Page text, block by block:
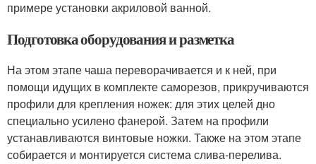
примере установки акриловой ванной.
Подготовка оборудования и разметка
На этом этапе чаша переворачивается и к ней, при
помощи идущих в комплекте саморезов, прикручиваются
профили для крепления ножек: для этих целей дно
специально усилено фанерой. Затем на профили
устанавливаются винтовые ножки. Также на этом этапе
собирается и монтируется система слива-перелива.